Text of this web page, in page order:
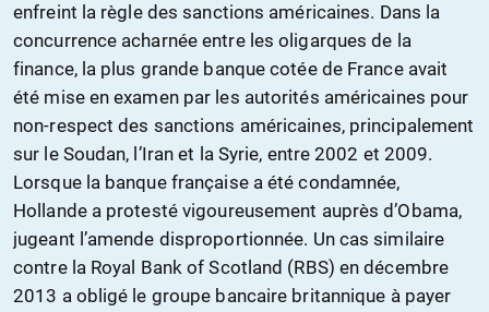
enfreint la règle des sanctions américaines. Dans la
concurrence acharnée entre les oligarques de la
finance, la plus grande banque cotée de France avait
été mise en examen par les autorités américaines pour
non-respect des sanctions américaines, principalement
sur le Soudan, l’Iran et la Syrie, entre 2002 et 2009.
Lorsque la banque française a été condamnée,
Hollande a protesté vigoureusement auprès d’Obama,
jugeant l’amende disproportionnée. Un cas similaire
contre la Royal Bank of Scotland (RBS) en décembre
2013 a obligé le groupe bancaire britannique à payer